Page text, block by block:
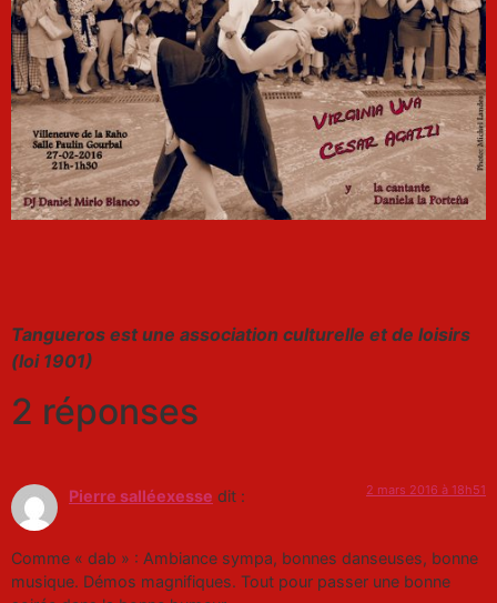
Tangueros est une association culturelle et de loisirs
(loi 1901)
2 réponses
Pierre salléexesse dit : 2 mars 2016 à 18h51
Comme « dab » : Ambiance sympa, bonnes danseuses, bonne
musique. Démos magnifiques. Tout pour passer une bonne